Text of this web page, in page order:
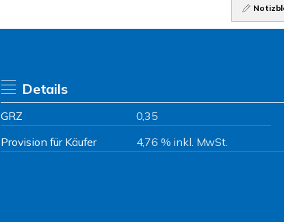
Details
GRZ
0,35
Provision für Käufer
4,76 % inkl. MwSt.